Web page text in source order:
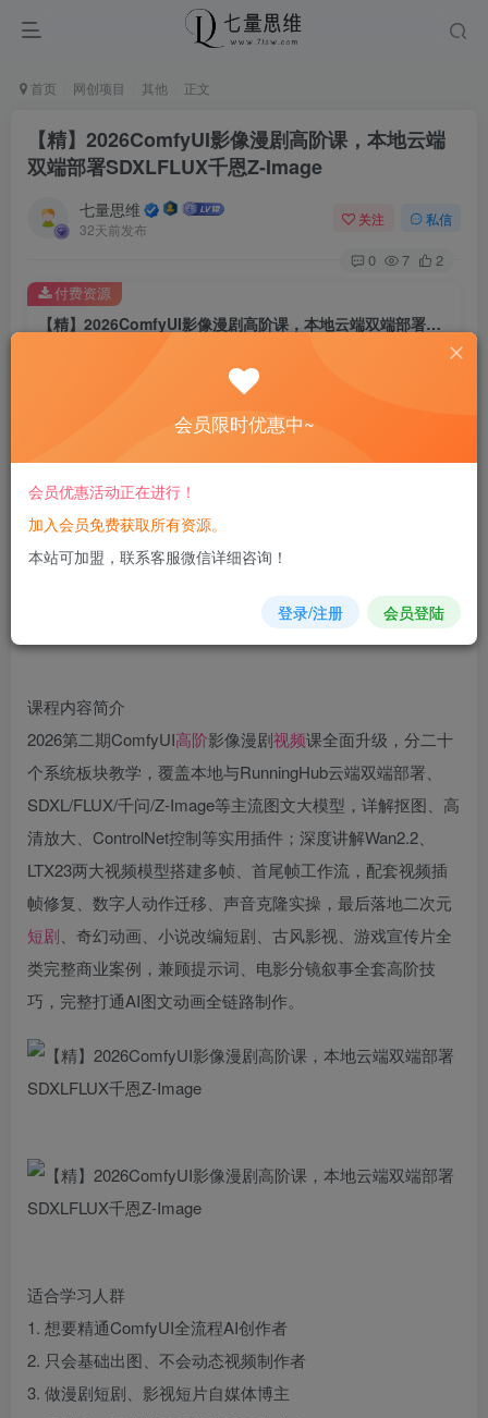
首页 网创项目 其他 正文
【精】2026ComfyUI影像漫剧高阶课，本地云端
双端部署SDXLFLUX千恩Z-Image
七量思维
32天前发布
关注 私信
0 7 2
【精】2026ComfyUI影像漫剧高阶课，本地云端双端部署SDXLFLUX千恩Z-Image
8.8
免费
您当前未登录！建议登陆后购买，可保存购买订单
付费资源
课程内容简介
2026第二期ComfyUI高阶影像漫剧视频课全面升级，分二十
个系统板块教学，覆盖本地与RunningHub云端双端部署、
SDXL/FLUX/千问/Z-Image等主流图文大模型，详解抠图、高
清放大、ControlNet控制等实用插件；深度讲解Wan2.2、
LTX23两大视频模型搭建多帧、首尾帧工作流，配套视频插
帧修复、数字人动作迁移、声音克隆实操，最后落地二次元
短剧 、奇幻动画、小说改编短剧、古风影视、游戏宣传片全
类完整商业案例，兼顾提示词、电影分镜叙事全套高阶技
巧，完整打通AI图文动画全链路制作。
适合学习人群
1. 想要精通ComfyUI全流程AI创作者
2. 只会基础出图、不会动态视频制作者
3. 做漫剧短剧、影视短片自媒体博主
会员限时优惠中~
会员优惠活动正在进行！
加入会员免费获取所有资源。
本站可加盟，联系客服微信详细咨询！
登录/注册 会员登陆